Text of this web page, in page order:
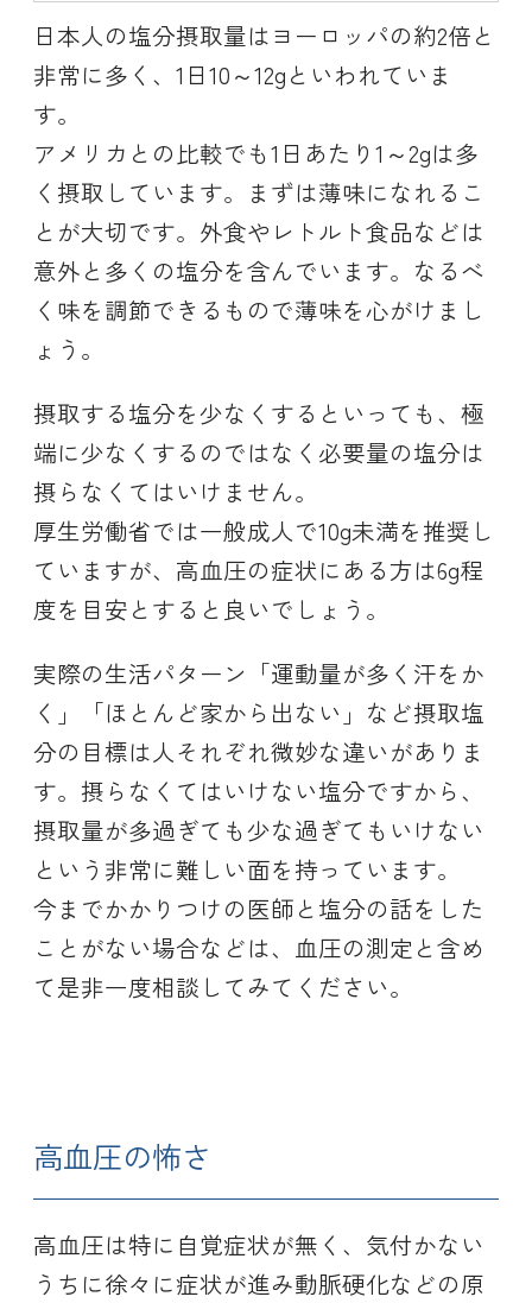
日本人の塩分摂取量はヨーロッパの約2倍と
非常に多く、1日10～12gといわれていま
す。
アメリカとの比較でも1日あたり1～2gは多
く摂取しています。まずは薄味になれるこ
とが大切です。外食やレトルト食品などは
意外と多くの塩分を含んでいます。なるべ
く味を調節できるもので薄味を心がけまし
ょう。
摂取する塩分を少なくするといっても、極
端に少なくするのではなく必要量の塩分は
摂らなくてはいけません。
厚生労働省では一般成人で10g未満を推奨し
ていますが、高血圧の症状にある方は6g程
度を目安とすると良いでしょう。
実際の生活パターン「運動量が多く汗をか
く」「ほとんど家から出ない」など摂取塩
分の目標は人それぞれ微妙な違いがありま
す。摂らなくてはいけない塩分ですから、
摂取量が多過ぎても少な過ぎてもいけない
という非常に難しい面を持っています。
今までかかりつけの医師と塩分の話をした
ことがない場合などは、血圧の測定と含め
て是非一度相談してみてください。
高血圧の怖さ
高血圧は特に自覚症状が無く、気付かない
うちに徐々に症状が進み動脈硬化などの原